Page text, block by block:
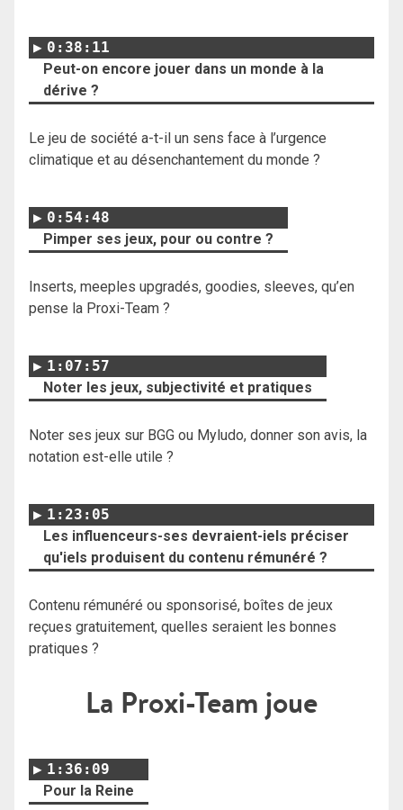
0:38:11
Peut-on encore jouer dans un monde à la
dérive ?
Le jeu de société a-t-il un sens face à l’urgence
climatique et au désenchantement du monde ?
0:54:48
Pimper ses jeux, pour ou contre ?
Inserts, meeples upgradés, goodies, sleeves, qu’en
pense la Proxi-Team ?
1:07:57
Noter les jeux, subjectivité et pratiques
Noter ses jeux sur BGG ou Myludo, donner son avis, la
notation est-elle utile ?
1:23:05
Les influenceurs-ses devraient-iels préciser
qu'iels produisent du contenu rémunéré ?
Contenu rémunéré ou sponsorisé, boîtes de jeux
reçues gratuitement, quelles seraient les bonnes
pratiques ?
La Proxi-Team joue
1:36:09
Pour la Reine